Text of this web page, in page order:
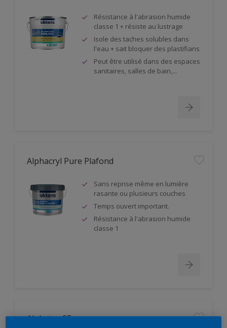
Résistance à l'abrasion humide
classe 1 + résiste au lustrage
Isole des taches solubles dans
l'eau + sait bloquer des plastifians
Peut être utilisé dans des espaces
sanitaires, salles de bain,...
Alphacryl Pure Plafond
Sans reprise même en lumière
rasante ou plusieurs couches
Temps ouvert important.
Résistance à l'abrasion humide
classe 1
Alphatex SF